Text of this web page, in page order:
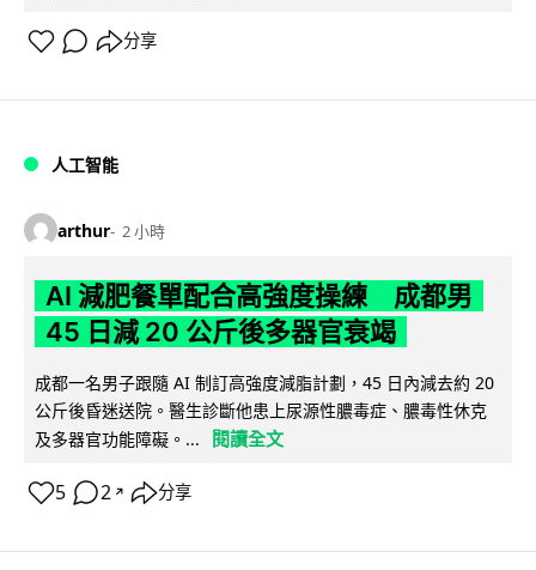
分享
人工智能
arthur 2 小時
AI 減肥餐單配合高強度操練 成都男
45 日減 20 公斤後多器官衰竭
成都一名男子跟隨 AI 制訂高強度減脂計劃，45 日內減去約 20
公斤後昏迷送院。醫生診斷他患上尿源性膿毒症、膿毒性休克
及多器官功能障礙。...
閱讀全文
5 2 ↗ 分享